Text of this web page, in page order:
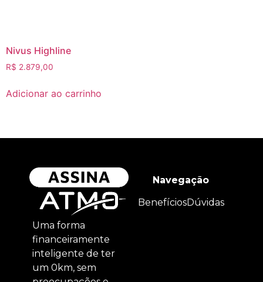
Nivus Highline
R$ 2.879,00
Adicionar ao carrinho
Uma forma
financeiramente
inteligente de ter
um 0km, sem
Navegação
BenefíciosDúvidas